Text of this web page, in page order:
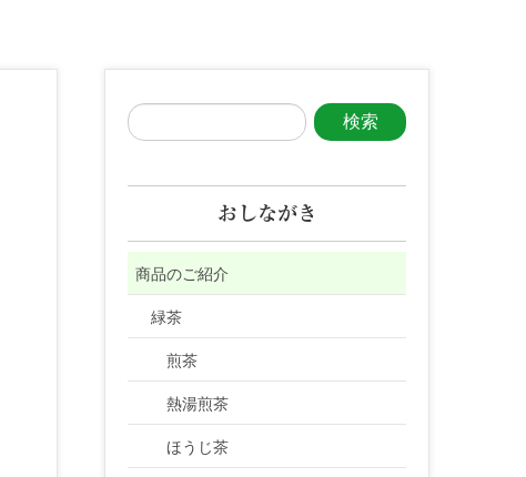
おしながき
商品のご紹介
緑茶
煎茶
熱湯煎茶
ほうじ茶